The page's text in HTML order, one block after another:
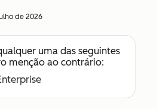
de 2026
uma das seguintes
menção ao contrário: